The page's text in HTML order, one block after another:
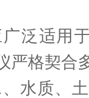
泛适用
严格契合
水质、